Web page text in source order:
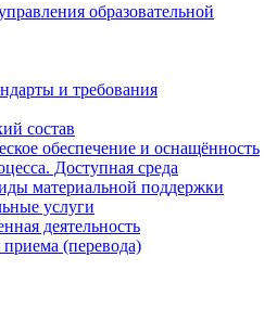
образовательной
и требования
состав
обеспечение и оснащённость
Доступная среда
материальной поддержки
услуги
деятельность
(перевода)